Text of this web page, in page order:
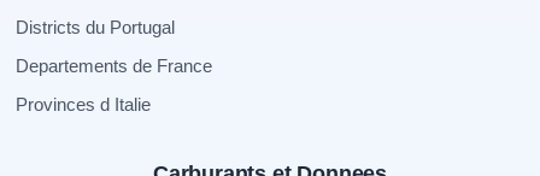
Districts du Portugal
Departements de France
Provinces d Italie